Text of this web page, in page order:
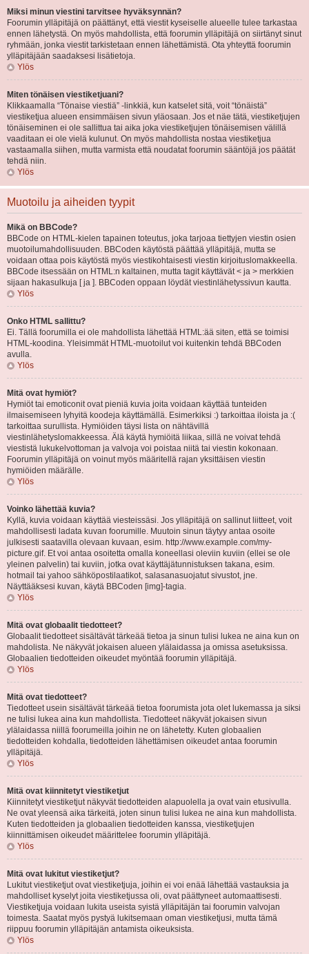
Miksi minun viestini tarvitsee hyväksynnän?
Foorumin ylläpitäjä on päättänyt, että viestit kyseiselle alueelle tulee tarkastaa
ennen lähetystä. On myös mahdollista, että foorumin ylläpitäjä on siirtänyt sinut
ryhmään, jonka viestit tarkistetaan ennen lähettämistä. Ota yhteyttä foorumin
ylläpitäjään saadaksesi lisätietoja.
Ylös
Miten tönäisen viestiketjuani?
Klikkaamalla “Tönaise viestiä” -linkkiä, kun katselet sitä, voit “tönäistä”
viestiketjua alueen ensimmäisen sivun yläosaan. Jos et näe tätä, viestiketjujen
tönäiseminen ei ole sallittua tai aika joka viestiketjujen tönäisemisen välillä
vaaditaan ei ole vielä kulunut. On myös mahdollista nostaa viestiketjua
vastaamalla siihen, mutta varmista että noudatat foorumin sääntöjä jos päätät
tehdä niin.
Ylös
Muotoilu ja aiheiden tyypit
Mikä on BBCode?
BBCode on HTML-kielen tapainen toteutus, joka tarjoaa tiettyjen viestin osien
muotoilumahdollisuuden. BBCoden käytöstä päättää ylläpitäjä, mutta se
voidaan ottaa pois käytöstä myös viestikohtaisesti viestin kirjoituslomakkeella.
BBCode itsessään on HTML:n kaltainen, mutta tagit käyttävät < ja > merkkien
sijaan hakasulkuja [ ja ]. BBCoden oppaan löydät viestinlähetyssivun kautta.
Ylös
Onko HTML sallittu?
Ei. Tällä foorumilla ei ole mahdollista lähettää HTML:ää siten, että se toimisi
HTML-koodina. Yleisimmät HTML-muotoilut voi kuitenkin tehdä BBCoden
avulla.
Ylös
Mitä ovat hymiöt?
Hymiöt tai emoticonit ovat pieniä kuvia joita voidaan käyttää tunteiden
ilmaisemiseen lyhyitä koodeja käyttämällä. Esimerkiksi :) tarkoittaa iloista ja :(
tarkoittaa surullista. Hymiöiden täysi lista on nähtävillä
viestinlähetyslomakkeessa. Älä käytä hymiöitä liikaa, sillä ne voivat tehdä
viestistä lukukelvottoman ja valvoja voi poistaa niitä tai viestin kokonaan.
Foorumin ylläpitäjä on voinut myös määritellä rajan yksittäisen viestin
hymiöiden määrälle.
Ylös
Voinko lähettää kuvia?
Kyllä, kuvia voidaan käyttää viesteissäsi. Jos ylläpitäjä on sallinut liitteet, voit
mahdollisesti ladata kuvan foorumille. Muutoin sinun täytyy antaa osoite
julkisesti saatavilla olevaan kuvaan, esim. http://www.example.com/my-
picture.gif. Et voi antaa osoitetta omalla koneellasi oleviin kuviin (ellei se ole
yleinen palvelin) tai kuviin, jotka ovat käyttäjätunnistuksen takana, esim.
hotmail tai yahoo sähköpostilaatikot, salasanasuojatut sivustot, jne.
Näyttääksesi kuvan, käytä BBCoden [img]-tagia.
Ylös
Mitä ovat globaalit tiedotteet?
Globaalit tiedotteet sisältävät tärkeää tietoa ja sinun tulisi lukea ne aina kun on
mahdolista. Ne näkyvät jokaisen alueen ylälaidassa ja omissa asetuksissa.
Globaalien tiedotteiden oikeudet myöntää foorumin ylläpitäjä.
Ylös
Mitä ovat tiedotteet?
Tiedotteet usein sisältävät tärkeää tietoa foorumista jota olet lukemassa ja siksi
ne tulisi lukea aina kun mahdollista. Tiedotteet näkyvät jokaisen sivun
ylälaidassa niillä foorumeilla joihin ne on lähetetty. Kuten globaalien
tiedotteiden kohdalla, tiedotteiden lähettämisen oikeudet antaa foorumin
ylläpitäjä.
Ylös
Mitä ovat kiinnitetyt viestiketjut
Kiinnitetyt viestiketjut näkyvät tiedotteiden alapuolella ja ovat vain etusivulla.
Ne ovat yleensä aika tärkeitä, joten sinun tulisi lukea ne aina kun mahdollista.
Kuten tiedotteiden ja globaalien tiedotteiden kanssa, viestiketjujen
kiinnittämisen oikeudet määrittelee foorumin ylläpitäjä.
Ylös
Mitä ovat lukitut viestiketjut?
Lukitut viestiketjut ovat viestiketjuja, joihin ei voi enää lähettää vastauksia ja
mahdolliset kyselyt joita viestiketjussa oli, ovat päättyneet automaattisesti.
Viestiketjuja voidaan lukita useista syistä ylläpitäjän tai foorumin valvojan
toimesta. Saatat myös pystyä lukitsemaan oman viestiketjusi, mutta tämä
riippuu foorumin ylläpitäjän antamista oikeuksista.
Ylös